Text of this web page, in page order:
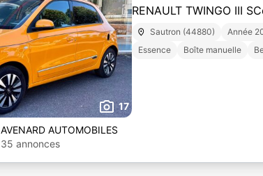
17
RENAULT TWINGO III
Sautron (44880) Année
Essence
Boîte manuelle
AVENARD AUTOMOBILES
35 annonces